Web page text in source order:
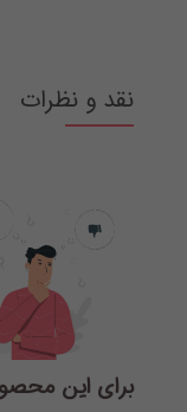
نقد و نظرات
برای این